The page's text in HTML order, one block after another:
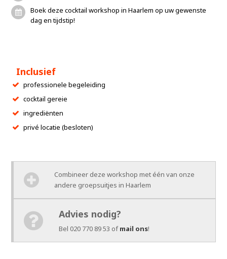
Boek deze cocktail workshop in Haarlem op uw gewenste
dag en tijdstip!
Inclusief
professionele begeleiding
cocktail gereie
ingrediënten
privé locatie (besloten)
Combineer deze workshop met één van onze
andere groepsuitjes in Haarlem
Advies nodig?
Bel 020 770 89 53 ofmail ons!